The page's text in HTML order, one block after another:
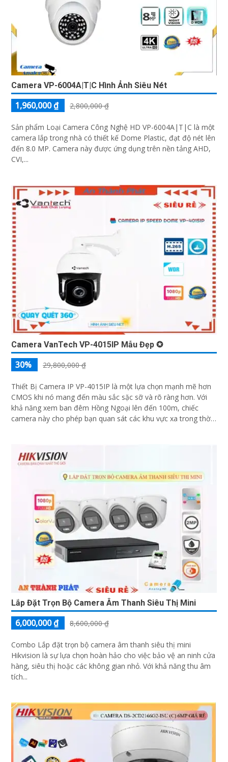
Camera VP-6004A|T|C Hình Ảnh Siêu Nét
1,960,000 ₫ 2,800,000 ₫
Sản phẩm Loại Camera Công Nghệ HD VP-6004A|T|C là một
camera lắp trong nhà có thiết kế Dome Plastic, đạt độ nét lên
đến 8.0 MP. Camera này được ứng dụng trên nền tảng AHD,
CVI,...
Camera VanTech VP-4015IP Mẫu Đẹp ✪
30% 29,800,000 ₫
Thiết Bị Camera IP VP-4015IP là một lựa chọn mạnh mẽ hơn
CMOS khi nó mang đến màu sắc sặc sỡ và rõ ràng hơn. Với
khả năng xem ban đêm Hồng Ngoại lên đến 100m, chiếc
camera này cho phép bạn quan sát các khu vực xa trong thời
Lắp Đặt Trọn Bộ Camera Âm Thanh Siêu Thị Mini
6,000,000 ₫ 8,600,000 ₫
Combo Lắp đặt trọn bộ camera âm thanh siêu thị mini
Hikvision là sự lựa chọn hoàn hảo cho việc bảo vệ an ninh cửa
hàng, siêu thị hoặc các không gian nhỏ. Với khả năng thu âm
tích...